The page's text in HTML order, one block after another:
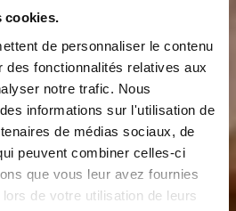
cookies.
de personnaliser le contenu
des fonctionnalités relatives aux
notre trafic. Nous
informations sur l'utilisation de
de médias sociaux, de
peuvent combiner celles-ci
que vous leur avez fournies
de votre utilisation de leurs
-
B5